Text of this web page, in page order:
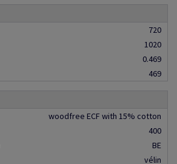
720
1020
0.469
469
woodfree ECF with 15% cotton
400
BE
vélin